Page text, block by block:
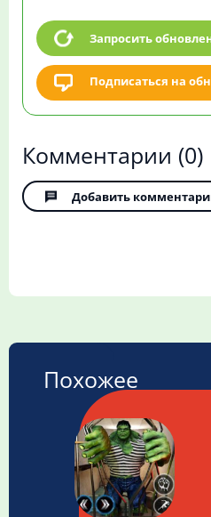
Запросить
Подписаться на
Комментарии (0)
Добавить
Похожее